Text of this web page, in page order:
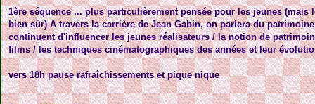
1ère séquence ... plus particulièrement pensée pour les jeunes (mais
bien sûr) A travers la carrière de Jean Gabin, on parlera du
continuent d'influencer les jeunes réalisateurs / la notion de
films / les techniques cinématographiques des années et leur
vers 18h pause rafraîchissements et pique nique